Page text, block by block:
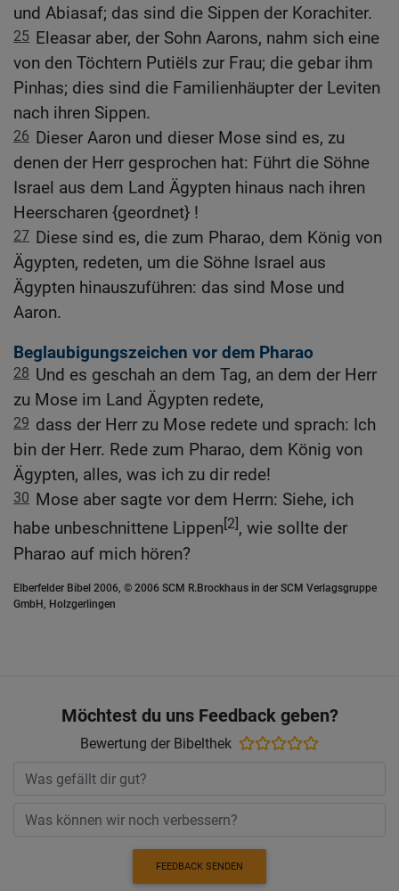
und Abiasaf; das sind die Sippen der Korachiter.
25 Eleasar aber, der Sohn Aarons, nahm sich eine
von den Töchtern Putiëls zur Frau; die gebar ihm
Pinhas; dies sind die Familienhäupter der Leviten
nach ihren Sippen.
26 Dieser Aaron und dieser Mose sind es, zu
denen der Herr gesprochen hat: Führt die Söhne
Israel aus dem Land Ägypten hinaus nach ihren
Heerscharen {geordnet} !
27 Diese sind es, die zum Pharao, dem König von
Ägypten, redeten, um die Söhne Israel aus
Ägypten hinauszuführen: das sind Mose und
Aaron.
Beglaubigungszeichen vor dem Pharao
28 Und es geschah an dem Tag, an dem der Herr
zu Mose im Land Ägypten redete,
29 dass der Herr zu Mose redete und sprach: Ich
bin der Herr. Rede zum Pharao, dem König von
Ägypten, alles, was ich zu dir rede!
30 Mose aber sagte vor dem Herrn: Siehe, ich
habe unbeschnittene Lippen[2], wie sollte der
Pharao auf mich hören?
Elberfelder Bibel 2006, © 2006 SCM R.Brockhaus in der SCM Verlagsgruppe
GmbH, Holzgerlingen
Möchtest du uns Feedback geben?
Bewertung der Bibelthek
FEEDBACK SENDEN